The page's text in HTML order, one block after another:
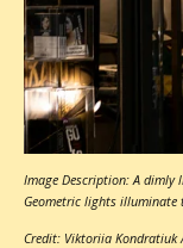
Image Description: A dimly
Geometric lights illuminate
Credit: Viktoriia Kondratiuk